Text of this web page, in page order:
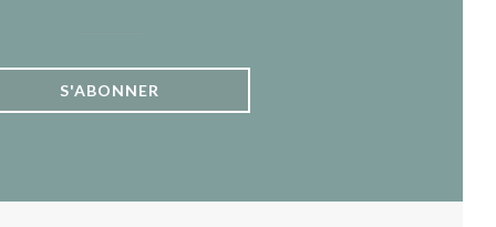
S'ABONNER